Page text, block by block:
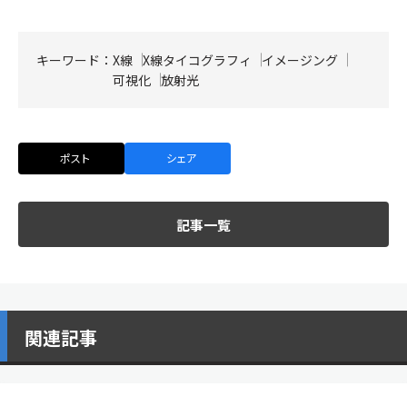
キーワード： X線 X線タイコグラフィ
イメージング
可視化 放射光
ポスト シェア
記事一覧
関連記事